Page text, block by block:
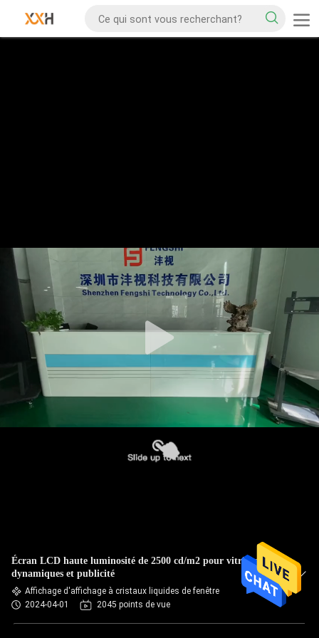
Écran LCD haute luminosité de 2500 cd/m2 pour vitrines
dynamiques et publicité
Affichage d'affichage à cristaux liquides de fenêtre
2024-04-01
2045 points de vue